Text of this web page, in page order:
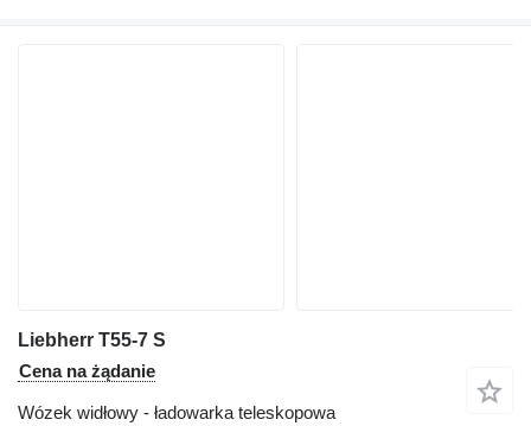
Liebherr T55-7 S
Cena na żądanie
Wózek widłowy - ładowarka teleskopowa